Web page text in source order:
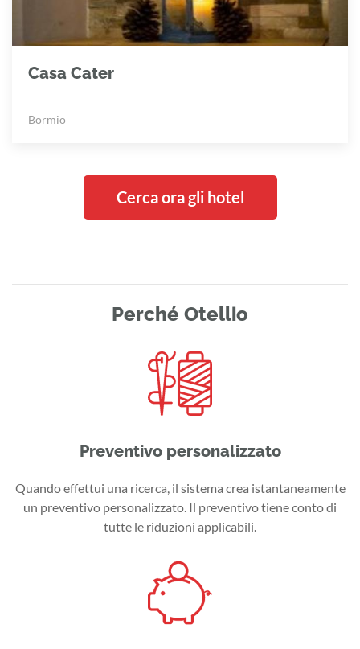
Casa Cater
Bormio
Cerca ora gli hotel
Perché Otellio
Preventivo personalizzato
Quando effettui una ricerca, il sistema crea istantaneamente
un preventivo personalizzato. Il preventivo tiene conto di
tutte le riduzioni applicabili.